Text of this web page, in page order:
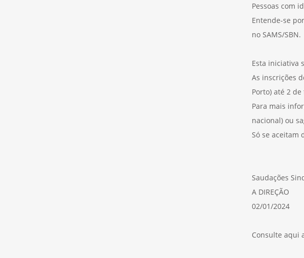
Pessoas com
Entende-se
no SAMS/SBN.
Esta iniciativa
As inscrições
Porto) até 2
Para mais
nacional) ou
Só se aceitam
Saudações
A DIREÇÃO
02/01/2024
Consulte aqui